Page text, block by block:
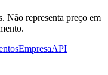
Não representa preço em
EmpresaAPI